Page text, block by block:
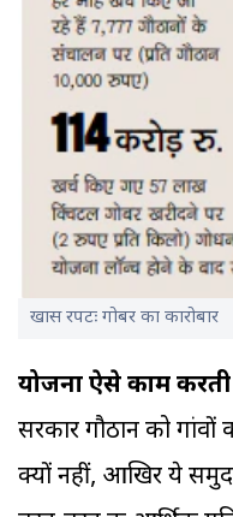
खास रपटः गोबर का कारोबार
योजना ऐसे काम
सरकार गौठान को गांवों
क्यों नहीं, आखिर ये